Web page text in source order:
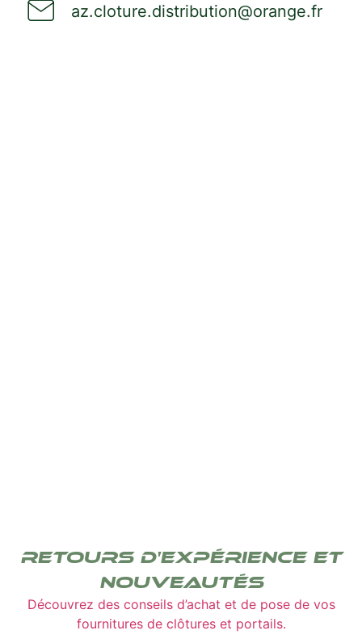
az.cloture.distribution@orange.fr
Retours d'expérience et
nouveautés
Découvrez des conseils d’achat et de pose de vos
fournitures de clôtures et portails.